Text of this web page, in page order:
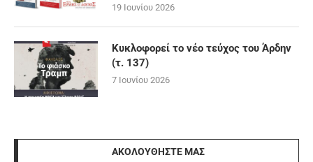
19 Ιουνίου 2026
Κυκλοφορεί το νέο τεύχος του Άρδην
(τ. 137)
7 Ιουνίου 2026
ΑΚΟΛΟΥΘΉΣΤΕ ΜΑΣ